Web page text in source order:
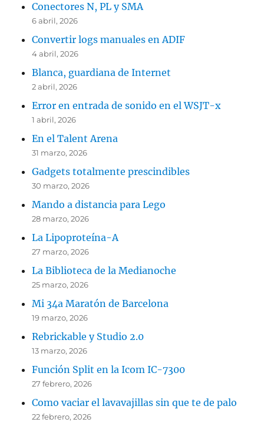
Conectores N, PL y SMA
6 abril, 2026
Convertir logs manuales en ADIF
4 abril, 2026
Blanca, guardiana de Internet
2 abril, 2026
Error en entrada de sonido en el WSJT-x
1 abril, 2026
En el Talent Arena
31 marzo, 2026
Gadgets totalmente prescindibles
30 marzo, 2026
Mando a distancia para Lego
28 marzo, 2026
La Lipoproteína-A
27 marzo, 2026
La Biblioteca de la Medianoche
25 marzo, 2026
Mi 34a Maratón de Barcelona
19 marzo, 2026
Rebrickable y Studio 2.0
13 marzo, 2026
Función Split en la Icom IC-7300
27 febrero, 2026
Como vaciar el lavavajillas sin que te de palo
22 febrero, 2026